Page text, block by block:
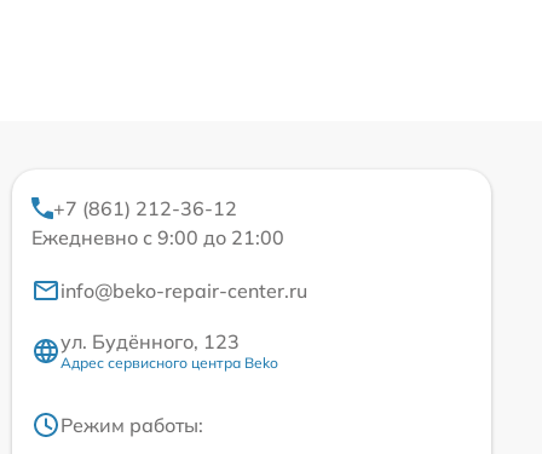
+7 (861) 212-36-12
Ежедневно с 9:00 до 21:00
info@beko-repair-center.ru
ул. Будённого, 123
Адрес сервисного центра Beko
Режим работы: